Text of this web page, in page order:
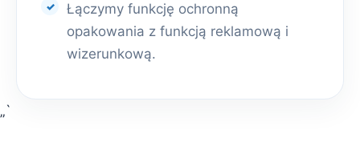
Łączymy funkcję ochronną
opakowania z funkcją reklamową i
wizerunkową.
„`